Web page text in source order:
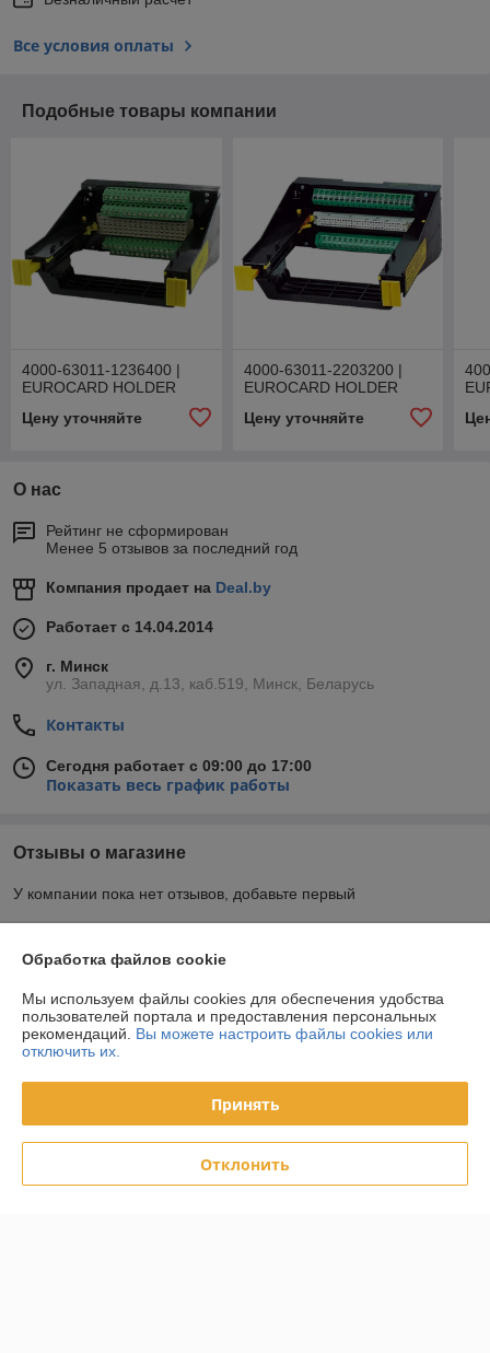
Все условия оплаты
Подобные товары компании
4000-63011-1236400 |
EUROCARD HOLDER
Цену уточняйте
4000-63011-2203200 |
EUROCARD HOLDER
Цену уточняйте
О нас
Рейтинг не сформирован
Менее 5 отзывов за последний год
Компания продает на Deal.by
Работает с 14.04.2014
г. Минск
ул. Западная, д.13, каб.519, Минск, Беларусь
Контакты
Сегодня работает с 09:00 до 17:00
Показать весь график работы
Отзывы о магазине
У компании пока нет отзывов, добавьте первый
О нас
Контакты
Доставка и оплата
Обработка файлов cookie
Мы используем файлы cookies для обеспечения удобства
пользователей портала и предоставления персональных
рекомендаций. Вы можете настроить файлы cookies или
отключить их.
Принять
Отклонить